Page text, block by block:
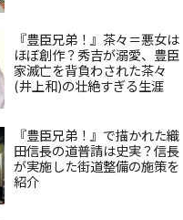
『豊臣兄弟！』茶々＝悪女は
ほぼ創作？秀吉が溺愛、豊臣
家滅亡を背負わされた茶々
(井上和)の壮絶すぎる生涯
『豊臣兄弟！』で描かれた織
田信長の道普請は史実？信長
が実施した街道整備の施策を
紹介